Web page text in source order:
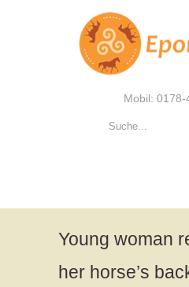
Mobil: 0178-
Young woman
her horse’s